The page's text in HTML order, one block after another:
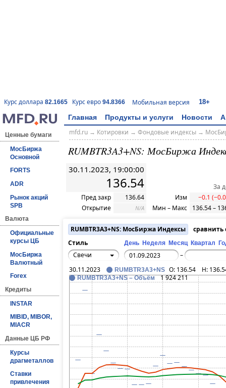
Курс доллара 82.1665 Курс евро 94.8366 Мобильная версия 18+
Главная Продукты и услуги Новости
Ценные бумаги
МосБиржа
Основной
FORTS
ADR
Рынок акций
SPB
Валюта
Официальные
курсы ЦБ
МосБиржа
Валютный
Forex
Кредиты
INSTAR
MIBID, MIBOR,
MIACR
Данные ЦБ РФ
Курсы
драгметаллов
Ставки
привлечения
mfd.ru→ Котировки → Фондовые индексы→
RUMBTR3A3+NS: МосБиржа
30.11.2023, 19:00:00
136.54
Пред закр
136.64
Открытие
N/A
За
Изм
−0.1
Мин – Макс
136.54 –
RUMBTR3A3+NS: МосБиржа Индексы
Стиль
День Неделя Месяц Квартал
Свечи
–
30.11.2023
RUMBTR3A3+NS O: 136.54 H:
RUMBTR3A3+NS – Объём 1 924 211